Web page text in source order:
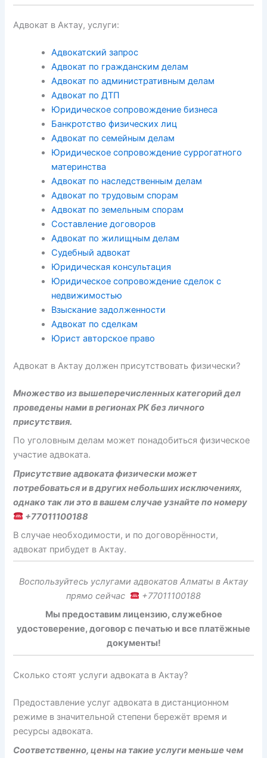
Адвокат в Актау, услуги:
Адвокатский запрос
Адвокат по гражданским делам
Адвокат по административным делам
Адвокат по ДТП
Юридическое сопровождение бизнеса
Банкротство физических лиц
Адвокат по семейным делам
Юридическое сопровождение суррогатного
материнства
Адвокат по наследственным делам
Адвокат по трудовым спорам
Адвокат по земельным спорам
Составление договоров
Адвокат по жилищным делам
Судебный адвокат
Юридическая консультация
Юридическое сопровождение сделок с
недвижимостью
Взыскание задолженности
Адвокат по сделкам
Юрист авторское право
Адвокат в Актау должен присутствовать физически?
Множество из вышеперечисленных категорий дел
проведены нами в регионах РК без личного
присутствия.
По уголовным делам может понадобиться физическое
участие адвоката.
Присутствие адвоката физически может
потребоваться и в других небольших исключениях,
однако так ли это в вашем случае узнайте по номеру
+77011100188
В случае необходимости, и по договорённости,
адвокат прибудет в Актау.
Воспользуйтесь услугами адвокатов Алматы в Актау
прямо сейчас
+77011100188
Мы предоставим лицензию, служебное
удостоверение, договор с печатью и все платёжные
документы!
Сколько стоят услуги адвоката в Актау?
Предоставление услуг адвоката в дистанционном
режиме в значительной степени бережёт время и
ресурсы адвоката.
Соответственно, цены на такие услуги меньше чем